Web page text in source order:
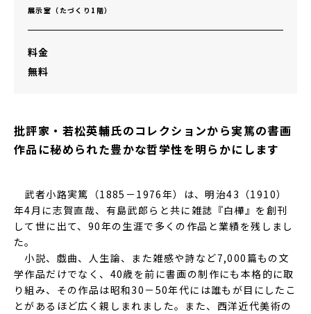
展示室（たづくり1階）
料金
無料
批評家・若松英輔氏のコレクションから実篤の書画
作品に秘められた豊かな哲学性を明らかにします
武者小路実篤（1885－1976年）は、明治43（1910）
年4月に志賀直哉、有島武郎らと共に雑誌『白樺』を創刊
して世に出て、90年の生涯で多くの作品と業績を残しまし
た。
小説、戯曲、人生論、また雑感や詩など7,000篇もの文
学作品だけでなく、40歳を前に書画の制作にも本格的に取
り組み、その作品は昭和30－50年代には誰もが目にしたこ
とがあるほど広く親しまれました。また、西洋近代美術の